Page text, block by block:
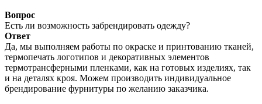
Вопрос
Есть ли возможность забрендировать одежду?
Ответ
Да, мы выполняем работы по окраске и принтованию тканей,
термопечать логотипов и декоративных элементов
термотрансферными пленками, как на готовых изделиях, так
и на деталях кроя. Можем производить индивидуальное
брендирование фурнитуры по желанию заказчика.